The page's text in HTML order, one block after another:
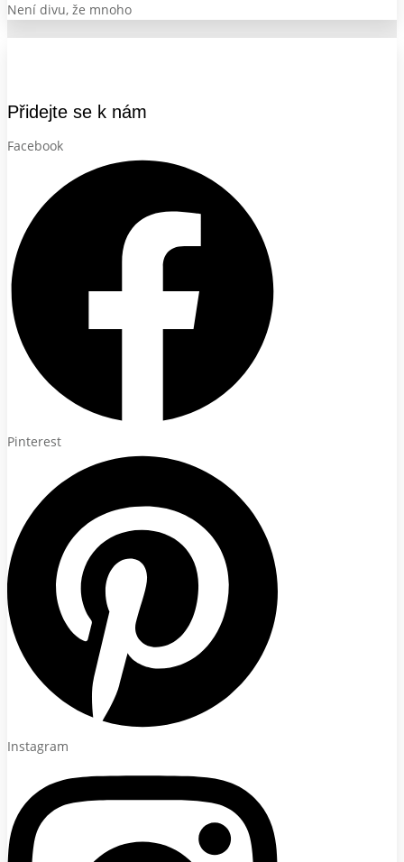
Není divu, že mnoho
Přidejte se k nám
Facebook
Pinterest
Instagram